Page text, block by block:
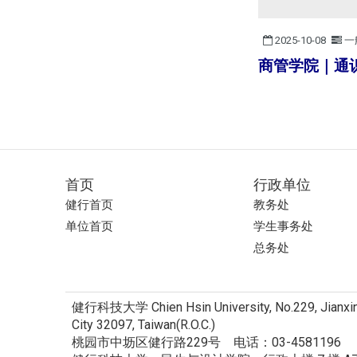
2025-10-08 一
商管学院｜通
首页
健行首页
单位首页
行政单位
教务处
学生事务处
总务处
健行科技大学 Chien Hsin University, No.229,
City 32097, Taiwan(R.O.C.)
桃园市中坜区健行路229号 电话：03-4581196